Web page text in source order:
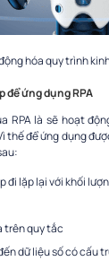
hóa quy trình
để ứng dụng RPA
RPA là sẽ hoạt
thế để ứng dụng
đi lặp lại với khối
trên quy tắc
dữ liệu số có cấu